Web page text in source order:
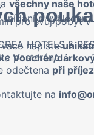
všechny naše
s
postaráno.
HOTELS &
pro svůj pobyt v
napište
Voucher/
odečtena při
na